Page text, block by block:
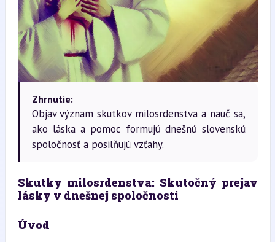
Zhrnutie:
Objav význam skutkov milosrdenstva a nauč sa,
ako láska a pomoc formujú dnešnú slovenskú
spoločnosť a posilňujú vzťahy.
Skutky milosrdenstva: Skutočný prejav
lásky v dnešnej spoločnosti
Úvod